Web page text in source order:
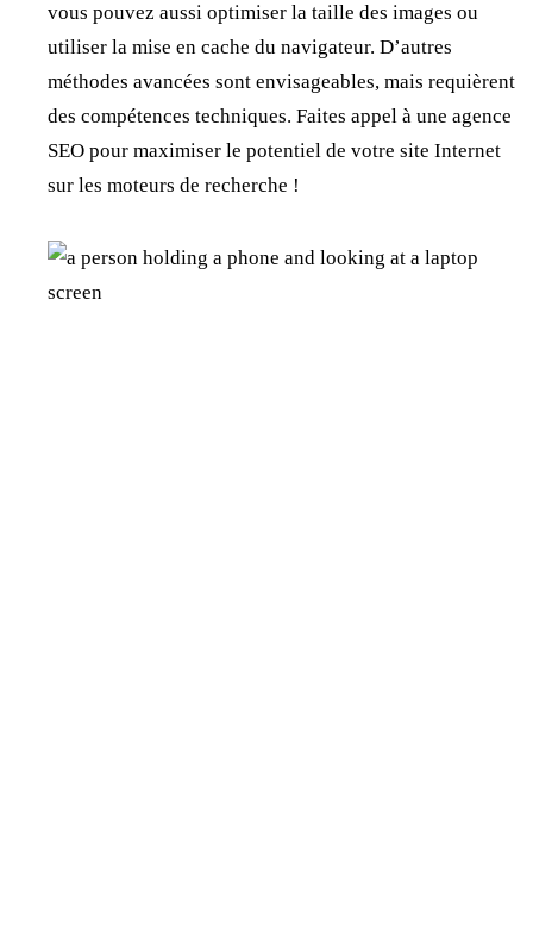
vous pouvez aussi optimiser la taille des images ou
utiliser la mise en cache du navigateur. D’autres
méthodes avancées sont envisageables, mais requièrent
des compétences techniques. Faites appel à une agence
SEO pour maximiser le potentiel de votre site Internet
sur les moteurs de recherche !